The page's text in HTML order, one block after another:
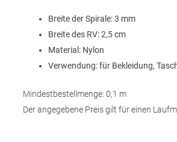
Breite der Spirale: 3 mm
Breite des RV: 2,5 cm
Material: Nylon
Verwendung: für Bekleidung,
Mindestbestellmenge: 0,1 m
Der angegebene Preis gilt für einen